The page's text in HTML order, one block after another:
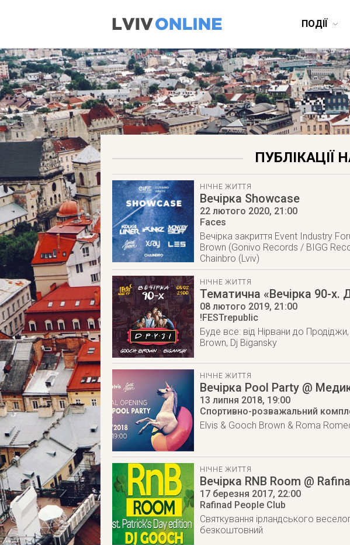
ПОДІЇ
ПУБЛІКАЦІЇ
НІЧНЕ ЖИТТЯ
Вечірка Showcase
22 лютого 2020, 21:00
Faces
Вечірка закриття Event Industry
Brown (Gonivo Records / BIGG
Chainbro (Lviv)
НІЧНЕ ЖИТТЯ
Тематична «Вечірка 90-х.
08 лютого 2019, 21:00
!FESTrepublic
Буде все: від Нірвани до
Brown, Dj Bigansky
НІЧНЕ ЖИТТЯ
Вечірка Pool Party @
13 липня 2018, 19:00
Спортивно-розважальний
Elvis & Gooch Brown & Roma
НІЧНЕ ЖИТТЯ
Вечірка RNB Room @
17 березня 2017, 22:00
Rafinad People Club
Святкування ірландського
безкоштовний